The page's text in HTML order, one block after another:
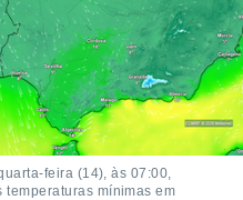
feira (14), às 07:00,
mínimas em